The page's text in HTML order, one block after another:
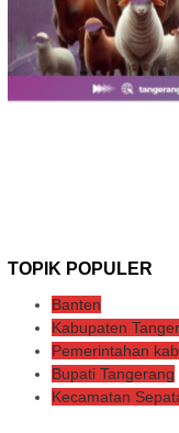
TOPIK POPULER
Banten
Kabupaten
Pemerintahan
Bupati Tangerang
Kecamatan